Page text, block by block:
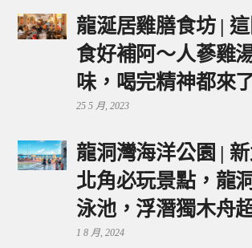
龍涎居雞膳食坊 |
食好補阿～人蔘雞
味，喝完精神都來
25 5 月, 2023
龍洞灣海洋公園 |
北角必玩景點，龍
泳池，浮潛獨木舟
1 8 月, 2024